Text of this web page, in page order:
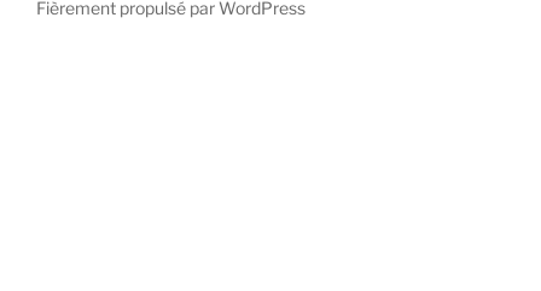
Fièrement propulsé par WordPress